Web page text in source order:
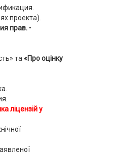
проекта).
прав. •
та «Про оцінку
ліцензій у